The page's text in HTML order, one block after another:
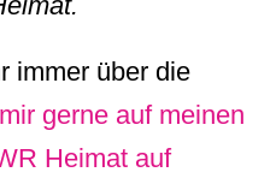
immer über die
gerne auf meinen
Heimat auf